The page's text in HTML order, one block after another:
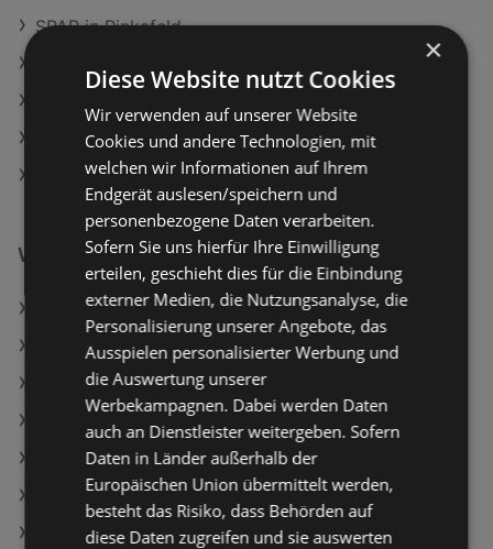
SPAR in Pinkafeld
SPAR in Engelhartszell
SPAR in Gratkorn
Weiterführende Links
Trauben weiß kernlos
Ja! Natürlich Mozzarella Minis
Formil laktosefreie Haltbarmilch 1.5%
SPAR Angebote
Maximarkt Angebote
HOFER Angebote
Aktuelle MPREIS Flugblätter
×
Diese Website nutzt Cookies
Wir verwenden auf unserer Website
Cookies und andere Technologien, mit
welchen wir Informationen auf Ihrem
Endgerät auslesen/speichern und
personenbezogene Daten verarbeiten.
Sofern Sie uns hierfür Ihre Einwilligung
erteilen, geschieht dies für die Einbindung
externer Medien, die Nutzungsanalyse, die
Personalisierung unserer Angebote, das
Ausspielen personalisierter Werbung und
die Auswertung unserer
Werbekampagnen. Dabei werden Daten
auch an Dienstleister weitergeben. Sofern
Daten in Länder außerhalb der
Europäischen Union übermittelt werden,
besteht das Risiko, dass Behörden auf
diese Daten zugreifen und sie auswerten